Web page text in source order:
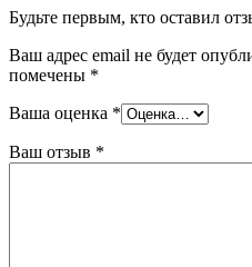
Будьте первым, кто оставил
Ваш адрес email не будет
помечены *
Ваша оценка *
Ваш отзыв *